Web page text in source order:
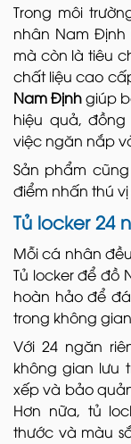
Trong môi
nhân Nam
mà còn là tiêu
chất liệu cao
Nam Địnhgiúp
hiệu quả,
việc ngăn nắp
Sản phẩm
điểm nhấn thú
Tủ locker 24
Mỗi cá nhân
Tủ locker để đồ
hoàn hảo để
trong không
Với 24 ngăn
không gian lưu
xếp và bảo
Hơn nữa, tủ
thước và màu